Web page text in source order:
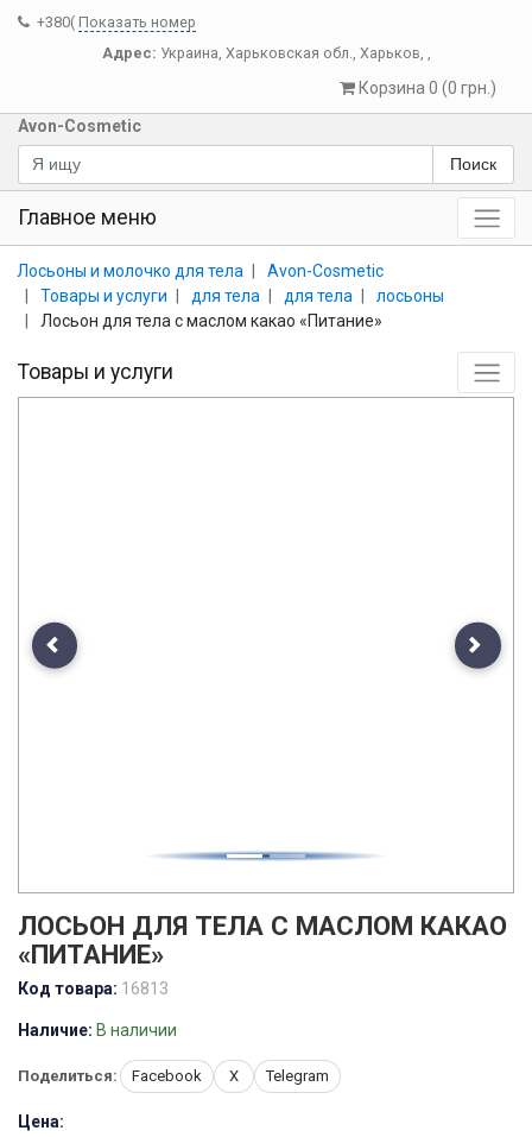
+380( Показать номер
Адрес: Украина, Харьковская обл., Харьков, ,
Корзина 0 (0 грн.)
Avon-Cosmetic
Поиск
Главное меню
Лосьоны и молочко для тела
Avon-Cosmetic
Товары и услуги
для тела для тела
лосьоны
Лосьон для тела с маслом какао «Питание»
Товары и услуги
Previous Next
ЛОСЬОН ДЛЯ ТЕЛА С МАСЛОМ КАКАО
«ПИТАНИЕ»
Код товара: 16813
Наличие: В наличии
Поделиться: Facebook X Telegram
Цена: